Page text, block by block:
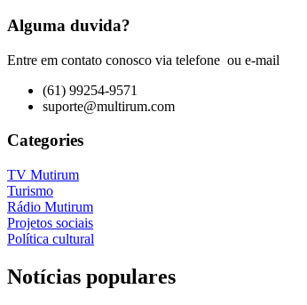
Alguma duvida?
Entre em contato conosco via telefone ou e-mail
(61) 99254-9571
suporte@multirum.com
Categories
TV Mutirum
Turismo
Rádio Mutirum
Projetos sociais
Política cultural
Notícias populares